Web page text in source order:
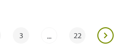
3 ... 22